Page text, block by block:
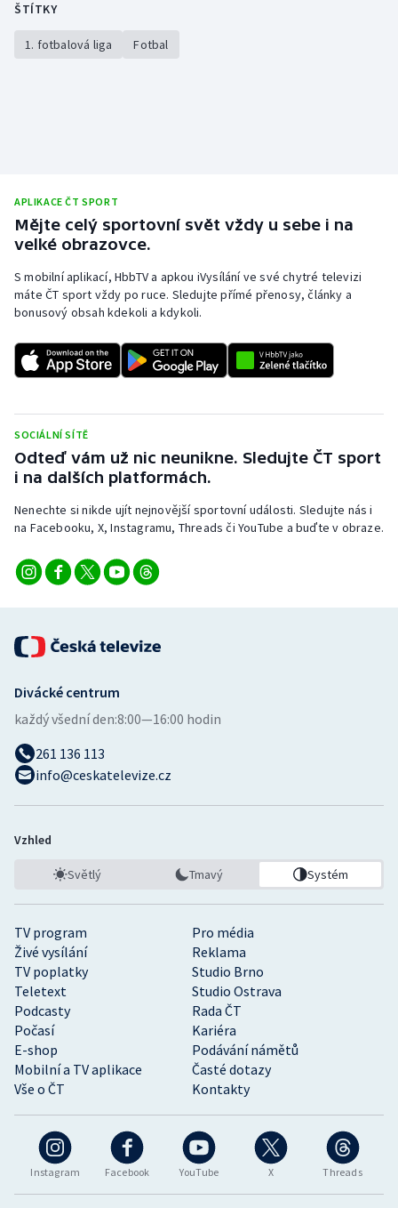
ŠTÍTKY
1. fotbalová liga Fotbal
APLIKACE ČT SPORT
Mějte celý sportovní svět vždy u sebe i na
velké obrazovce.
S mobilní aplikací, HbbTV a apkou iVysílání ve své chytré televizi
máte ČT sport vždy po ruce. Sledujte přímé přenosy, články a
bonusový obsah kdekoli a kdykoli.
SOCIÁLNÍ SÍTĚ
Odteď vám už nic neunikne. Sledujte ČT sport
i na dalších platformách.
Nenechte si nikde ujít nejnovější sportovní události. Sledujte nás i
na Facebooku, X, Instagramu, Threads či YouTube a buďte v obraze.
Instagram Facebook YouTube X Threads
TV program
Pro média
Živé vysílání
Reklama
TV poplatky
Studio Brno
Teletext
Studio Ostrava
Podcasty
Rada ČT
Počasí
Kariéra
E-shop
Podávání námětů
Mobilní a TV aplikace
Časté dotazy
Vše o ČT
Kontakty
Divácké centrum
každý všední den:8:00—16:00 hodin
261 136 113
info@ceskatelevize.cz
Vzhled
Světlý Tmavý Systém